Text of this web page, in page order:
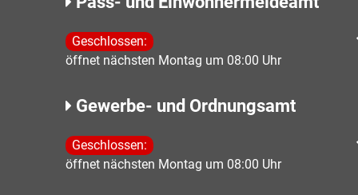
Klicken, um weitere Öffnungs- oder Schließzeiten
Geschlossen:
öffnet nächsten Montag um 08:00 Uhr
Gewerbe- und Ordnungsamt
Klicken, um weitere Öffnungs- oder Schließzeiten
Geschlossen:
öffnet nächsten Montag um 08:00 Uhr